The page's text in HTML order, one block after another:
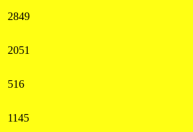
2849
2051
516
1145